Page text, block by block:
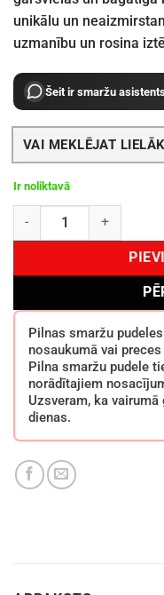
unikālu un
uzmanību un rosina
Šeit ir smaržu
VAI MEKLĒJAT
Ir noliktavā
Tom Ford Café Rose EDP
Pilnas smaržu
nosaukumā vai
Pilna smaržu pudele
norādītajiem
Uzsveram, ka
dienas.